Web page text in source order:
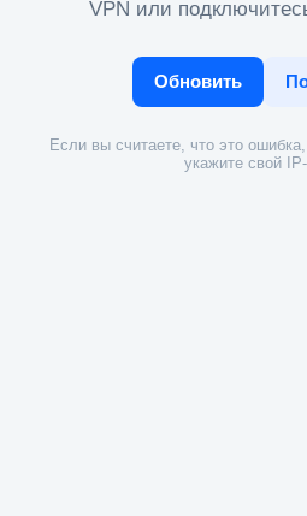
VPN или
Обновить
Если вы считаете, что это
укажите свой IP-